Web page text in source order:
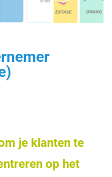
je klanten te
op het